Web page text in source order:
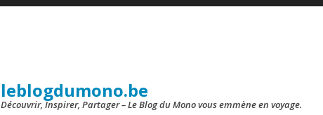
leblogdumono.be
Découvrir, Inspirer, Partager – Le Blog du Mono vous emmène en voyage.